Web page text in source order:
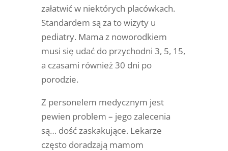
załatwić w niektórych placówkach.
Standardem są za to wizyty u
pediatry. Mama z noworodkiem
musi się udać do przychodni 3, 5, 15,
a czasami również 30 dni po
porodzie.
Z personelem medycznym jest
pewien problem – jego zalecenia
są… dość zaskakujące. Lekarze
często doradzają mamom